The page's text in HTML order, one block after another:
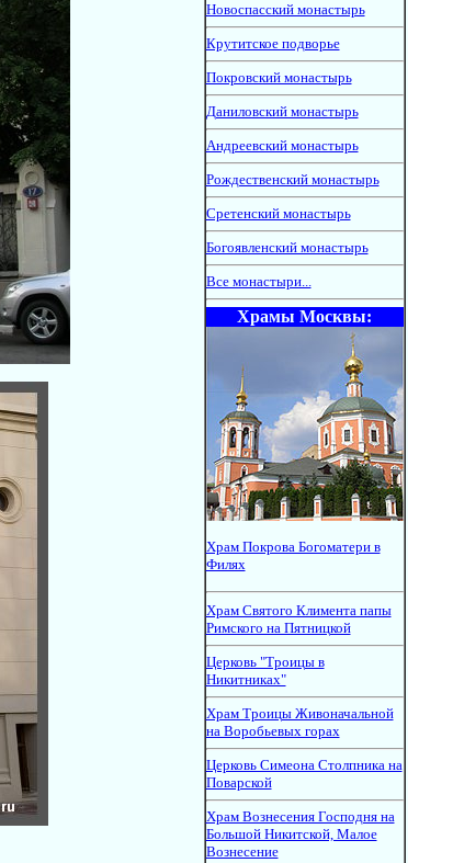
Новоспасский монастырь
Крутитское подворье
Покровский монастырь
Даниловский монастырь
Андреевский монастырь
Рождественский монастырь
Сретенский монастырь
Богоявленский монастырь
Все монастыри...
Храмы Москвы:
Храм Покрова Богоматери в
Филях
Храм Святого Климента папы
Римского на Пятницкой
Церковь "Троицы в
Никитниках"
Храм Троицы Живоначальной
на Воробьевых горах
Церковь Симеона Столпника на
Поварской
Храм Вознесения Господня на
Большой Никитской, Малое
Вознесение